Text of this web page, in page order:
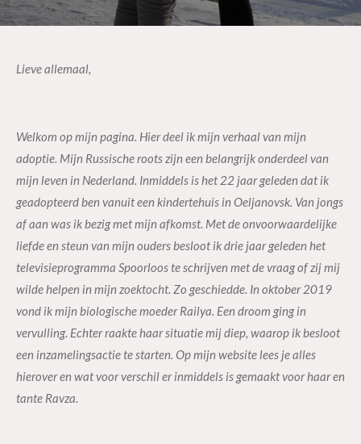
Lieve allemaal,
Welkom op mijn pagina. Hier deel ik mijn verhaal van mijn
adoptie. Mijn Russische roots zijn een belangrijk onderdeel van
mijn leven in Nederland. Inmiddels is het 22 jaar geleden dat ik
geadopteerd ben vanuit een kindertehuis in Oeljanovsk. Van jongs
af aan was ik bezig met mijn afkomst. Met de onvoorwaardelijke
liefde en steun van mijn ouders besloot ik drie jaar geleden het
televisieprogramma Spoorloos te schrijven met de vraag of zij mij
wilde helpen in mijn zoektocht. Zo geschiedde. In oktober 2019
vond ik mijn biologische moeder Railya. Een droom ging in
vervulling. Echter raakte haar situatie mij diep, waarop ik besloot
een inzamelingsactie te starten. Op mijn website lees je alles
hierover en wat voor verschil er inmiddels is gemaakt voor haar en
tante Ravza.